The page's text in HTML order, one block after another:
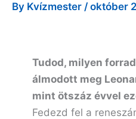
By Kvízmester / október
Tudod, milyen
álmodott meg
mint ötszáz évvel
Fedezd fel a